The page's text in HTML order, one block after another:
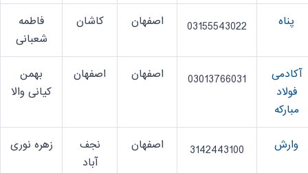
پناه 03155543022 اصفهان کاشان
فاطمه
شعبانی
آکادمی
فولاد
مبارکه
03013766031 اصفهان اصفهان
بهمن
کیانی والا
وارش 3142443100 اصفهان
نجف
آباد
زهره نوری